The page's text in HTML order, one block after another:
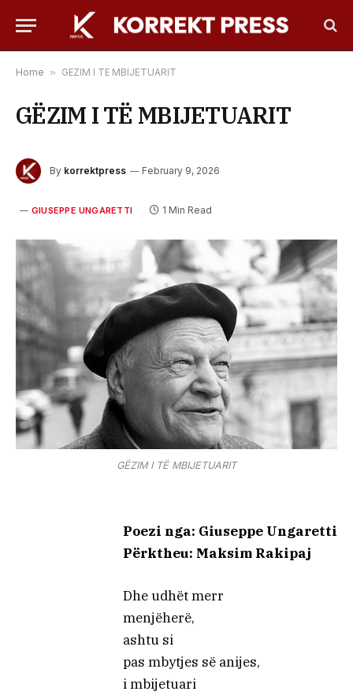
Home » GËZIM I TË MBIJETUARIT
GËZIM I TË MBIJETUARIT
By korrektpress February 9, 2026
GIUSEPPE UNGARETTI 1 Min Read
GËZIM I TË MBIJETUARIT
Poezi nga: Giuseppe Ungaretti
Përktheu: Maksim Rakipaj
Dhe udhët merr
menjëherë,
ashtu si
pas mbytjes së anijes,
i mbijetuari